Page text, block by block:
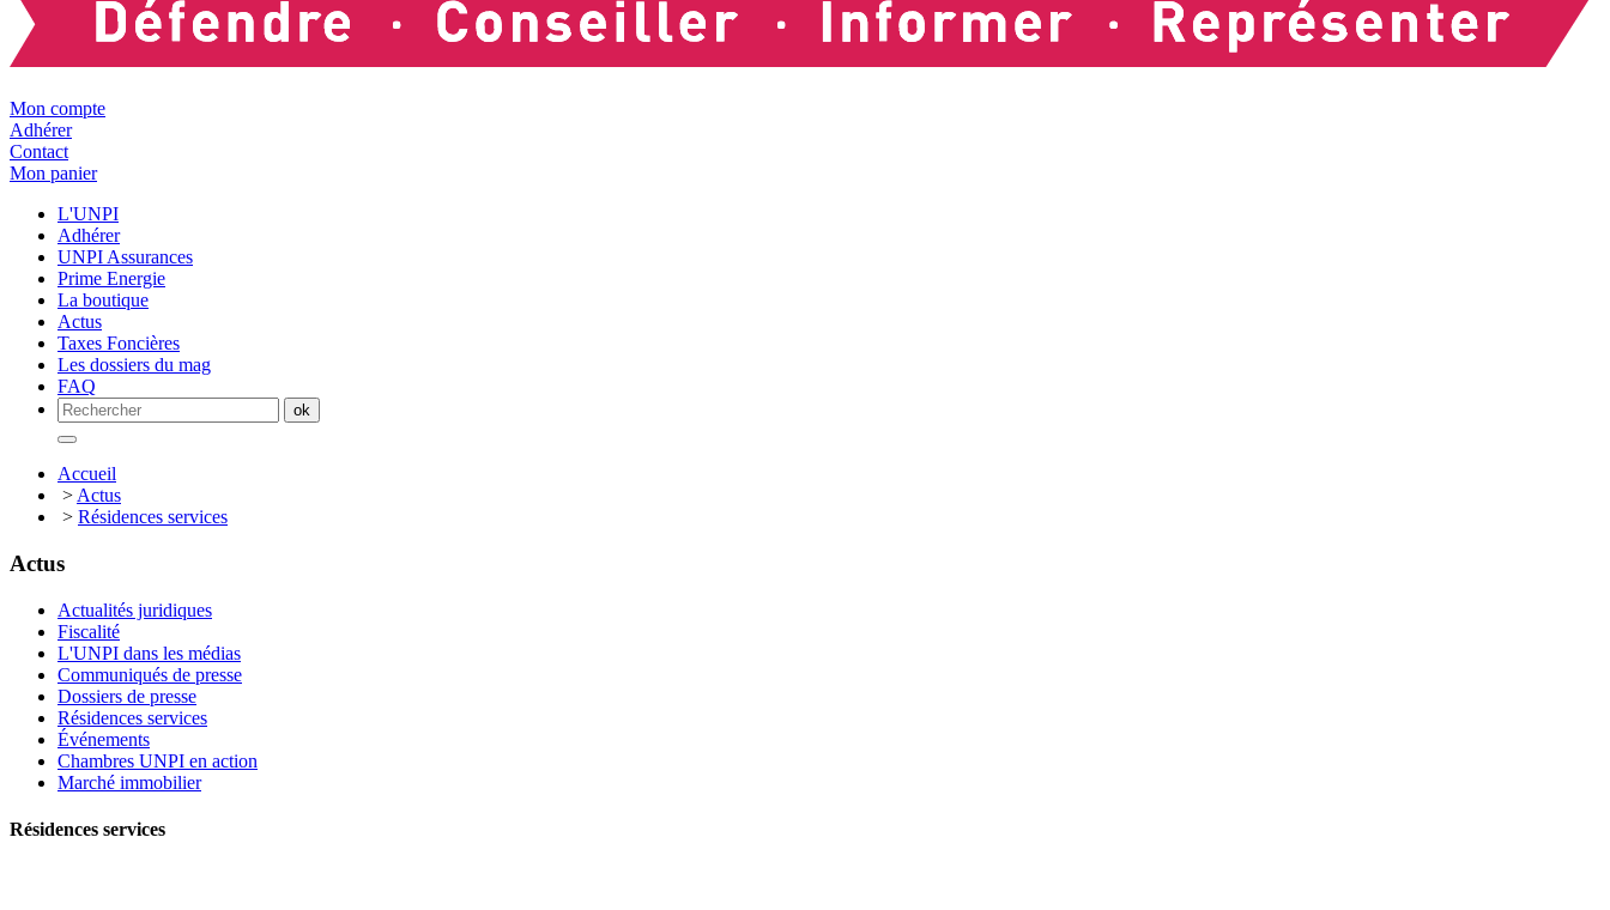
Mon compte
Adhérer
Contact
Mon panier
L'UNPI
Adhérer
UNPI Assurances
Prime Energie
La boutique
Actus
Taxes Foncières
Les dossiers du mag
FAQ
Accueil
> Actus
> Résidences services
Actus
Actualités juridiques
Fiscalité
L'UNPI dans les médias
Communiqués de presse
Dossiers de presse
Résidences services
Événements
Chambres UNPI en action
Marché immobilier
Résidences services